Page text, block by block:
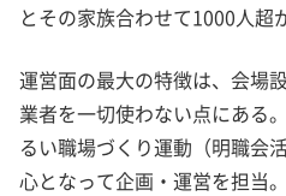
とその家族合わせて1000人超
運営面の最大の特徴は、会場
業者を一切使わない点にある
るい職場づくり運動（明職会
心となって企画・運営を担当